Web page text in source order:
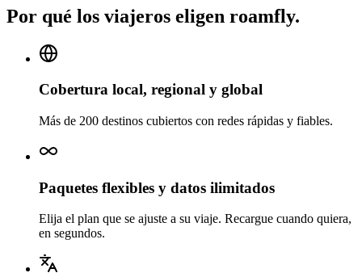
Por qué los viajeros eligen roamfly.
Cobertura local, regional y global
Más de 200 destinos cubiertos con redes rápidas y fiables.
Paquetes flexibles y datos ilimitados
Elija el plan que se ajuste a su viaje. Recargue cuando quiera,
en segundos.